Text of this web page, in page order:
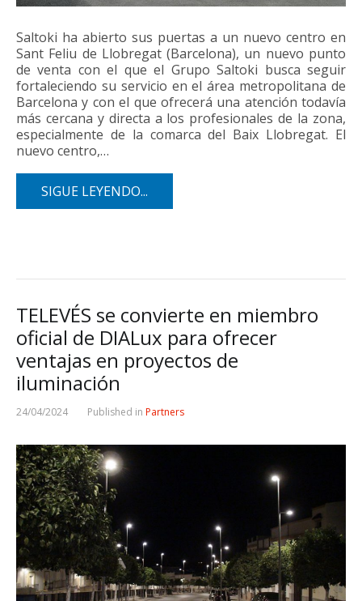
Saltoki ha abierto sus puertas a un nuevo centro en
Sant Feliu de Llobregat (Barcelona), un nuevo punto
de venta con el que el Grupo Saltoki busca seguir
fortaleciendo su servicio en el área metropolitana de
Barcelona y con el que ofrecerá una atención todavía
más cercana y directa a los profesionales de la zona,
especialmente de la comarca del Baix Llobregat. El
nuevo centro,…
SIGUE LEYENDO...
TELEVÉS se convierte en miembro
oficial de DIALux para ofrecer
ventajas en proyectos de
iluminación
24/04/2024 Published in Partners